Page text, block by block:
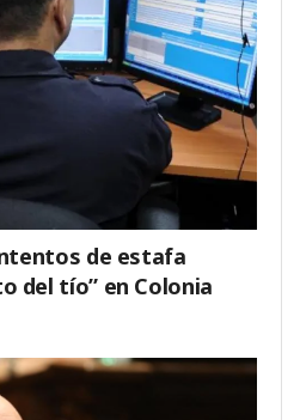
de estafa
del tío” en Colonia